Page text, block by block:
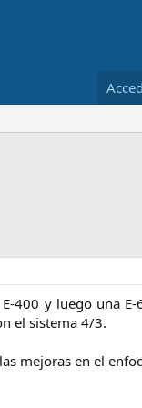
400 y luego una
el sistema 4/3.
mejoras en el